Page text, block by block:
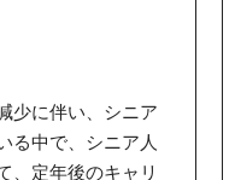
少に伴い、シニア
る中で、シニア人
、定年後のキャリ